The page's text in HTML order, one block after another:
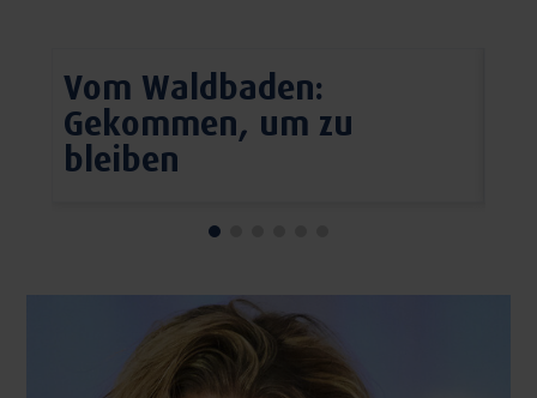
Vom Waldbaden:
Gekommen, um zu
bleiben